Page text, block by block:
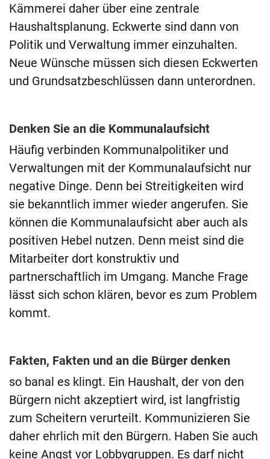
Kämmerei daher über eine zentrale
Haushaltsplanung. Eckwerte sind dann von
Politik und Verwaltung immer einzuhalten.
Neue Wünsche müssen sich diesen Eckwerten
und Grundsatzbeschlüssen dann unterordnen.
Denken Sie an die Kommunalaufsicht
Häufig verbinden Kommunalpolitiker und
Verwaltungen mit der Kommunalaufsicht nur
negative Dinge. Denn bei Streitigkeiten wird
sie bekanntlich immer wieder angerufen. Sie
können die Kommunalaufsicht aber auch als
positiven Hebel nutzen. Denn meist sind die
Mitarbeiter dort konstruktiv und
partnerschaftlich im Umgang. Manche Frage
lässt sich schon klären, bevor es zum Problem
kommt.
Fakten, Fakten und an die Bürger denken
so banal es klingt. Ein Haushalt, der von den
Bürgern nicht akzeptiert wird, ist langfristig
zum Scheitern verurteilt. Kommunizieren Sie
daher ehrlich mit den Bürgern. Haben Sie auch
keine Angst vor Lobbygruppen. Es darf nicht